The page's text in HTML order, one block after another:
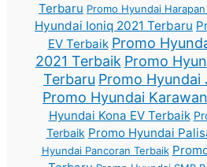
Terbaru Promo Hyundai
Hyundai Ioniq 2021 Terbaru
EV Terbaik Promo
2021 Terbaik Promo
Terbaru Promo
Promo Hyundai
Hyundai Kona EV Terbaik
Terbaik Promo Hyundai
Hyundai Pancoran Terbaik